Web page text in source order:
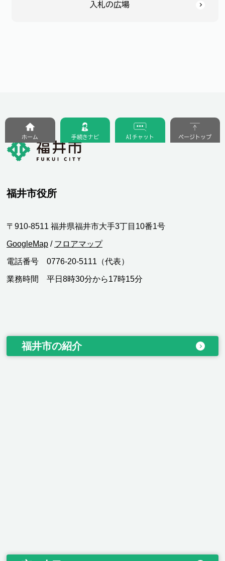
入札の広場
ホーム 手続きナビ AIチャット ページトップ
福井市役所
〒910-8511 福井県福井市大手3丁目10番1号
GoogleMap / フロアマップ
電話番号 0776-20-5111（代表）
業務時間 平日8時30分から17時15分
福井市の紹介